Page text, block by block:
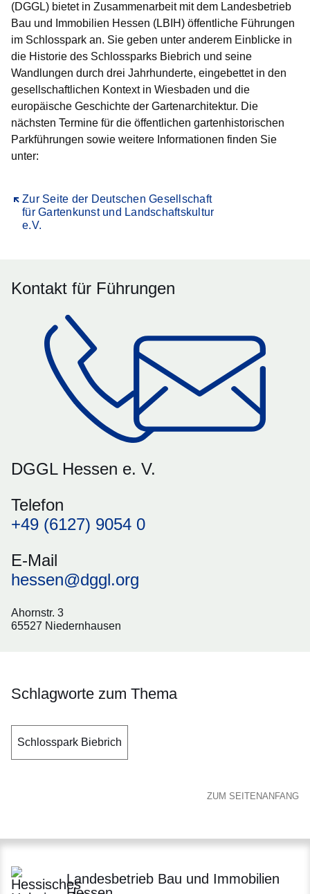
(DGGL) bietet in Zusammenarbeit mit dem Landesbetrieb
Bau und Immobilien Hessen (LBIH) öffentliche Führungen
im Schlosspark an. Sie geben unter anderem Einblicke in
die Historie des Schlossparks Biebrich und seine
Wandlungen durch drei Jahrhunderte, eingebettet in den
gesellschaftlichen Kontext in Wiesbaden und die
europäische Geschichte der Gartenarchitektur. Die
nächsten Termine für die öffentlichen gartenhistorischen
Parkführungen sowie weitere Informationen finden Sie
unter:
Zur Seite der Deutschen Gesellschaft
für Gartenkunst und Landschaftskultur
e.V.
Öffnet sich in einem neuen Fenster
Kontakt für Führungen
DGGL Hessen e. V.
Telefon
+49 (6127) 9054 0
E-Mail
hessen@dggl.org
Ahornstr. 3
65527 Niedernhausen
Schlagworte zum Thema
Schlosspark Biebrich
ZUM SEITENANFANG
Landesbetrieb Bau und Immobilien